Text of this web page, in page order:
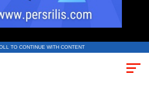
TO CONTINUE WITH CONTENT